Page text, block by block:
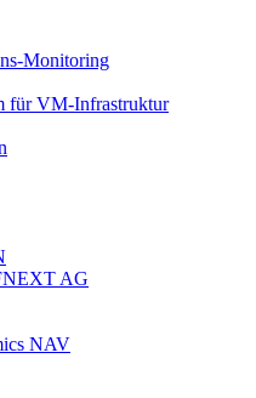
Monitoring
für VM-Infrastruktur
AG
NAV